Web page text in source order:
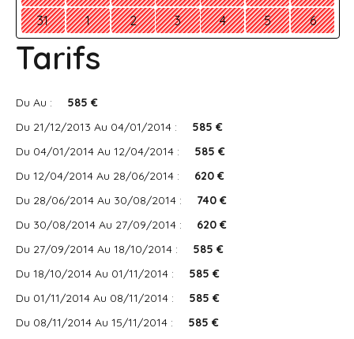
31
1 2 3 4 5 6
Tarifs
Du Au :
585 €
Du 21/12/2013 Au 04/01/2014 :
585 €
Du 04/01/2014 Au 12/04/2014 :
585 €
Du 12/04/2014 Au 28/06/2014 :
620 €
Du 28/06/2014 Au 30/08/2014 :
740 €
Du 30/08/2014 Au 27/09/2014 :
620 €
Du 27/09/2014 Au 18/10/2014 :
585 €
Du 18/10/2014 Au 01/11/2014 :
585 €
Du 01/11/2014 Au 08/11/2014 :
585 €
Du 08/11/2014 Au 15/11/2014 :
585 €